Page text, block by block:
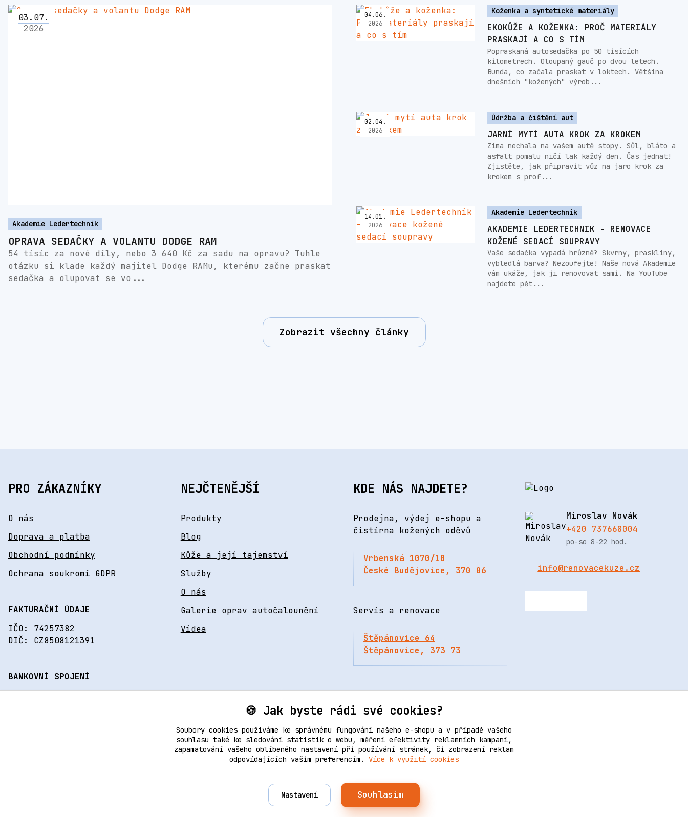
03. 07.
2026
Akademie Ledertechnik
OPRAVA SEDAČKY A VOLANTU DODGE RAM
54 tisíc za nové díly, nebo 3 640 Kč za sadu na opravu? Tuhle
otázku si klade každý majitel Dodge RAMu, kterému začne praskat
sedačka a olupovat se vo...
04 .06.
2026
Koženka a syntetické materiály
EKOKŮŽE A KOŽENKA: PROČ MATERIÁLY
PRASKAJÍ A CO S TÍM
Popraskaná autosedačka po 50 tisících
kilometrech. Oloupaný gauč po dvou letech.
Bunda, co začala praskat v loktech. Většina
dnešních "kožených" výrob...
02 .04 .
2026
Údržba a čištění aut
JARNÍ MYTÍ AUTA KROK ZA KROKEM
Zima nechala na vašem autě stopy. Sůl, bláto a
asfalt pomalu ničí lak každý den. Čas jednat!
Zjistěte, jak připravit vůz na jaro krok za
krokem s prof...
14 .01 .
2026
Akademie Ledertechnik
AKADEMIE LEDERTECHNIK - RENOVACE
KOŽENÉ SEDACÍ SOUPRAVY
Vaše sedačka vypadá hrůzně? Skvrny, praskliny,
vybledlá barva? Nezoufejte! Naše nová Akademie
vám ukáže, jak ji renovovat sami. Na YouTube
najdete pět...
Zobrazit všechny články
PRO ZÁKAZNÍKY
O nás
Doprava a platba
Obchodní podmínky
Ochrana soukromí GDPR
FAKTURAČNÍ ÚDAJE
IČO: 74257382
DIČ: CZ8508121391
BANKOVNÍ SPOJENÍ
NEJČTENĚJŠÍ
Produkty
Blog
Kůže a její tajemství
Služby
O nás
Galerie oprav autočalounění
Videa
KDE NÁS NAJDETE?
Prodejna, výdej e-shopu a
čistírna kožených oděvů
Vrbenská 1070/10
České Budějovice, 370 06
Servis a renovace
Štěpánovice 64
Štěpánovice, 373 73
Miroslav Novák
+420 737668004
po-so 8-22 hod.
info@renovacekuze.cz
Upravit sběr cookies.
2006–2025 © Ledertechnik | Všechna práva vyhrazena. Design odEmpiredesign
Vytvořeno na
Eshop-rychle.cz
🍪 Jak byste rádi své cookies?
Soubory cookies používáme ke správnému fungování našeho e-shopu a v případě vašeho
souhlasu také ke sledování statistik o webu, měření efektivity reklamních kampaní,
zapamatování vašeho oblíbeného nastavení při používání stránek, či zobrazení reklam
odpovídajících vašim preferencím. Více k využití cookies
Nastavení Souhlasím